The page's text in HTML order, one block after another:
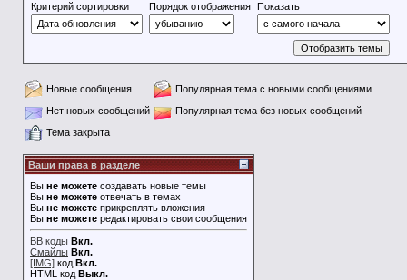
Критерий сортировки
Порядок отображения Показать
Новые сообщения
Популярная тема с новыми сообщениями
Нет новых сообщений
Популярная тема без новых сообщений
Тема закрыта
Ваши права в разделе
Вы не можете создавать новые темы
Вы не можете отвечать в темах
Вы не можете прикреплять вложения
Вы не можете редактировать свои сообщения
BB коды Вкл.
Смайлы Вкл.
[IMG] код Вкл.
HTML код Выкл.